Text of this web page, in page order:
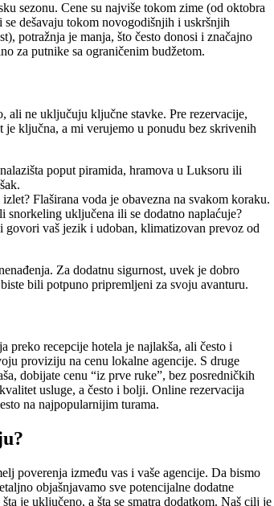
sezonu. Cene su najviše tokom zime (od oktobra
se dešavaju tokom novogodišnjih i uskršnjih
potražnja je manja, što često donosi i značajno
za putnike sa ograničenim budžetom.
ali ne uključuju ključne stavke. Pre rezervacije,
je ključna, a mi verujemo u ponudu bez skrivenih
poput piramida, hramova u Luksoru ili
Flaširana voda je obavezna na svakom koraku.
snorkeling uključena ili se dodatno naplaćuje?
vaš jezik i udoban, klimatizovan prevoz od
Za dodatnu sigurnost, uvek je dobro
bili potpuno pripremljeni za svoju avanturu.
preko recepcije hotela je najlakša, ali često i
proviziju na cenu lokalne agencije. S druge
dobijate cenu “iz prve ruke”, bez posredničkih
usluge, a često i bolji. Online rezervacija
na najpopularnijim turama.
poverenja između vas i vaše agencije. Da bismo
objašnjavamo sve potencijalne dodatne
je uključeno, a šta se smatra dodatkom. Naš cilj je